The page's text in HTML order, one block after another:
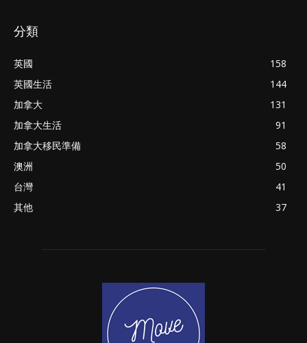
分類
英國
158
英國生活
144
加拿大
131
加拿大生活
91
加拿大移民準備
58
澳洲
50
台灣
41
其他
37